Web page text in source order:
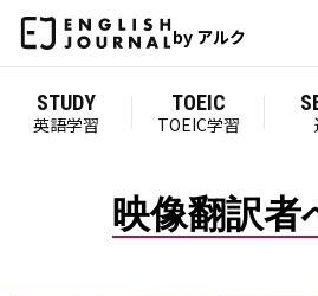
by アルク
STUDY
英語学習
TOEIC
TOEIC学習
映像翻訳者